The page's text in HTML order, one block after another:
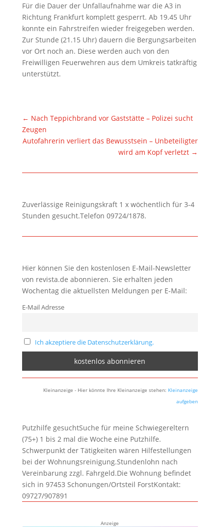
Für die Dauer der Unfallaufnahme war die A3 in
Richtung Frankfurt komplett gesperrt. Ab 19.45 Uhr
konnte ein Fahrstreifen wieder freigegeben werden.
Zur Stunde (21.15 Uhr) dauern die Bergungsarbeiten
vor Ort noch an. Diese werden auch von den
Freiwilligen Feuerwehren aus dem Umkreis tatkräftig
unterstützt.
← Nach Teppichbrand vor Gaststätte – Polizei sucht
Zeugen
Autofahrerin verliert das Bewusstsein – Unbeteiligter
wird am Kopf verletzt →
Zuverlässige Reinigungskraft 1 x wöchentlich für 3-4
Stunden gesucht.Telefon 09724/1878.
Hier können Sie den kostenlosen E-Mail-Newsletter
von revista.de abonnieren. Sie erhalten jeden
Wochentag die aktuellsten Meldungen per E-Mail:
E-Mail Adresse
Ich akzeptiere die Datenschutzerklärung.
Kleinanzeige - Hier könnte Ihre Kleinanzeige stehen: Kleinanzeige
aufgeben
Putzhilfe gesuchtSuche für meine Schwiegereltern
(75+) 1 bis 2 mal die Woche eine Putzhilfe.
Schwerpunkt der Tätigkeiten wären Hilfestellungen
bei der Wohnungsreinigung.Stundenlohn nach
Vereinbarung zzgl. Fahrgeld.Die Wohnung befindet
sich in 97453 Schonungen/Ortsteil ForstKontakt:
09727/907891
Anzeige